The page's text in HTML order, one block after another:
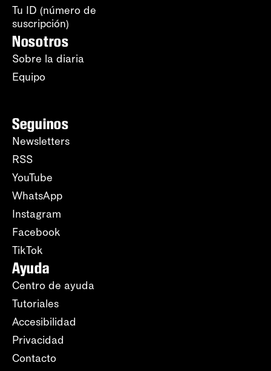
Tu ID (número de
suscripción)
Nosotros
Sobre la diaria
Equipo
Seguinos
Newsletters
RSS
YouTube
WhatsApp
Instagram
Facebook
TikTok
Ayuda
Centro de ayuda
Tutoriales
Accesibilidad
Privacidad
Contacto